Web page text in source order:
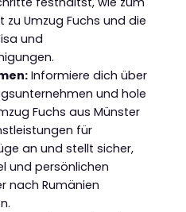
zu Umzug Fuchs und die
und
Informiere dich über
und hole
Fuchs aus Münster
für
an und stellt sicher,
und persönlichen
nach Rumänien